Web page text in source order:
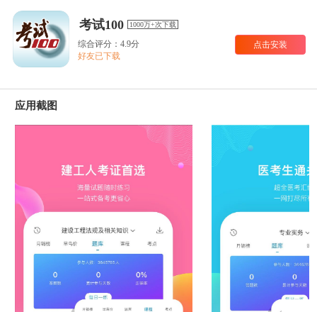
考试100 1000万+次下载
综合评分：4.9分
好友已下载
点击安装
应用截图